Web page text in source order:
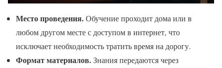
Место проведения.Обучение проходит дома или в
любом другом месте с доступом в интернет, что
исключает необходимость тратить время на дорогу.
Формат материалов.Знания передаются через